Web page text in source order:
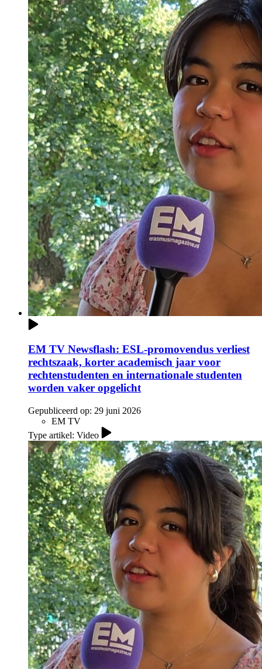
EM TV Newsflash: ESL-promovendus verliest
rechtszaak, korter academisch jaar voor
rechtenstudenten en internationale studenten
worden vaker opgelicht
Gepubliceerd op: 29 juni 2026
EM TV
Type artikel: Video